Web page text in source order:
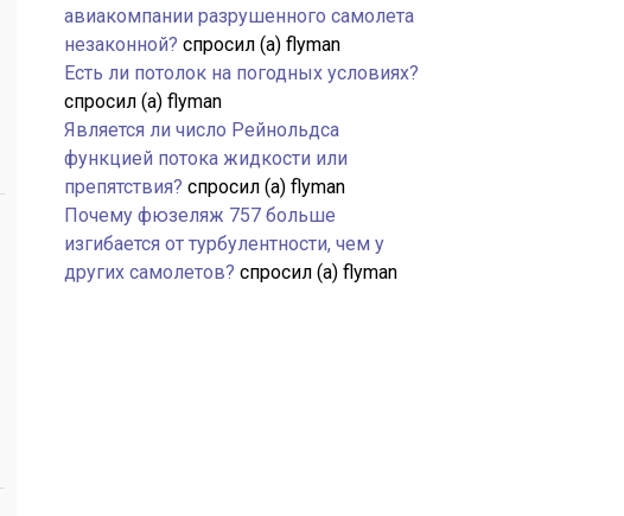
авиакомпании разрушенного самолета
незаконной? спросил (а) flyman
Есть ли потолок на погодных условиях?
спросил (а) flyman
Является ли число Рейнольдса
функцией потока жидкости или
препятствия? спросил (а) flyman
Почему фюзеляж 757 больше
изгибается от турбулентности, чем у
других самолетов? спросил (а) flyman